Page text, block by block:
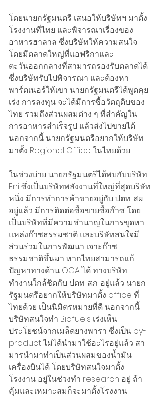
โดยนายกรัฐมนตรี เสนอให้บริษัทฯ มาตั้ง
โรงงานที่ไทย และพิจารณาเรื่องของ
อาหารฮาลาล ซึ่งบริษัทให้ความสนใจ
โดยมีตลาดใหญ่ที่แอฟริกาและ
ตะวันออกกลางที่สามารถรองรับตลาดได้
ซึ่งบริษัทรับไปพิจารณา และต้องหา
พาร์ตเนอร์ให้เขา นายกรัฐมนตรีได้พูดคุย
เร่ง การลงทุน จะได้มีการซื้อวัตถุดิบของ
ไทย รวมถึงส่วนผสมต่าง ๆ ที่สำคัญใน
การอาหารสำเร็จรูป แล้วส่งไปขายได้
นอกจากนี้ นายกรัฐมนตรีอยากให้บริษัท
มาตั้ง Regional Office ในไทยด้วย
ในช่วงบ่าย นายกรัฐมนตรีได้พบกับบริษัท
Eni ซึ่งเป็นบริษัทพลังงานที่ใหญ่ที่สุดบริษัท
หนึ่ง มีการทำการค้าขายอยู่กับ ปตท. สผ.
อยู่แล้ว มีการติดต่อซื้อขายซื้อก๊าซ โดย
เป็นบริษัทที่มีความชำนาญในการขุดหา
แหล่งก๊าซธรรมชาติ และบริษัทสนใจมี
ส่วนร่วมในการพัฒนา เจาะก๊าซ
ธรรมชาติขึ้นมา หากไทยสามารถแก้
ปัญหาทางด้าน OCA ได้ ทางบริษัท
ทำงานใกล้ชิดกับ ปตท. สภ. อยู่แล้ว นายก
รัฐมนตรีอยากให้บริษัทมาตั้ง office ที่
ไทยด้วย เป็นนิมิตรหมายที่ดี นอกจากนี้
บริษัทสนใจทำ Biofuels เร่งเห็น
ประโยชน์จากเมล็ดยางพารา ซึ่งเป็น by-
product ไม่ได้นำมาใช้อะไรอยู่แล้ว สา
มารนำมาทำเป็นส่วนผสมของน้ำมัน
เครื่องบินได้ โดยบริษัทสนใจมาตั้ง
โรงงาน อยู่ในช่วงทำ research อยู่ ถ้า
คุ้มและเหมาะสมก็จะมาตั้งโรงงาน